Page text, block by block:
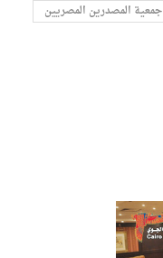
جمعية المصدرين المصريين